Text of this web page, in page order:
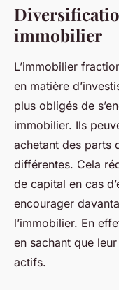
immobilier
L’immobilier
en matière
plus obligés de
immobilier. Ils
achetant des parts
différentes. Cela
de capital en cas
encourager
l’immobilier. En
en sachant que
actifs.